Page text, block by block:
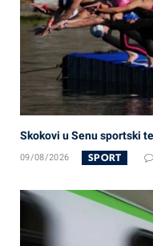
Skokovi u Senu sportski
09/08/2026 SPORT